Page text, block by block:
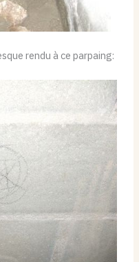
rendu à ce parpaing: